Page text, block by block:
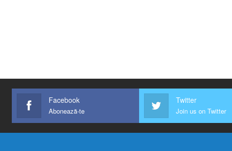
Facebook
Abonează-te
Twitter
Join us on Twitter